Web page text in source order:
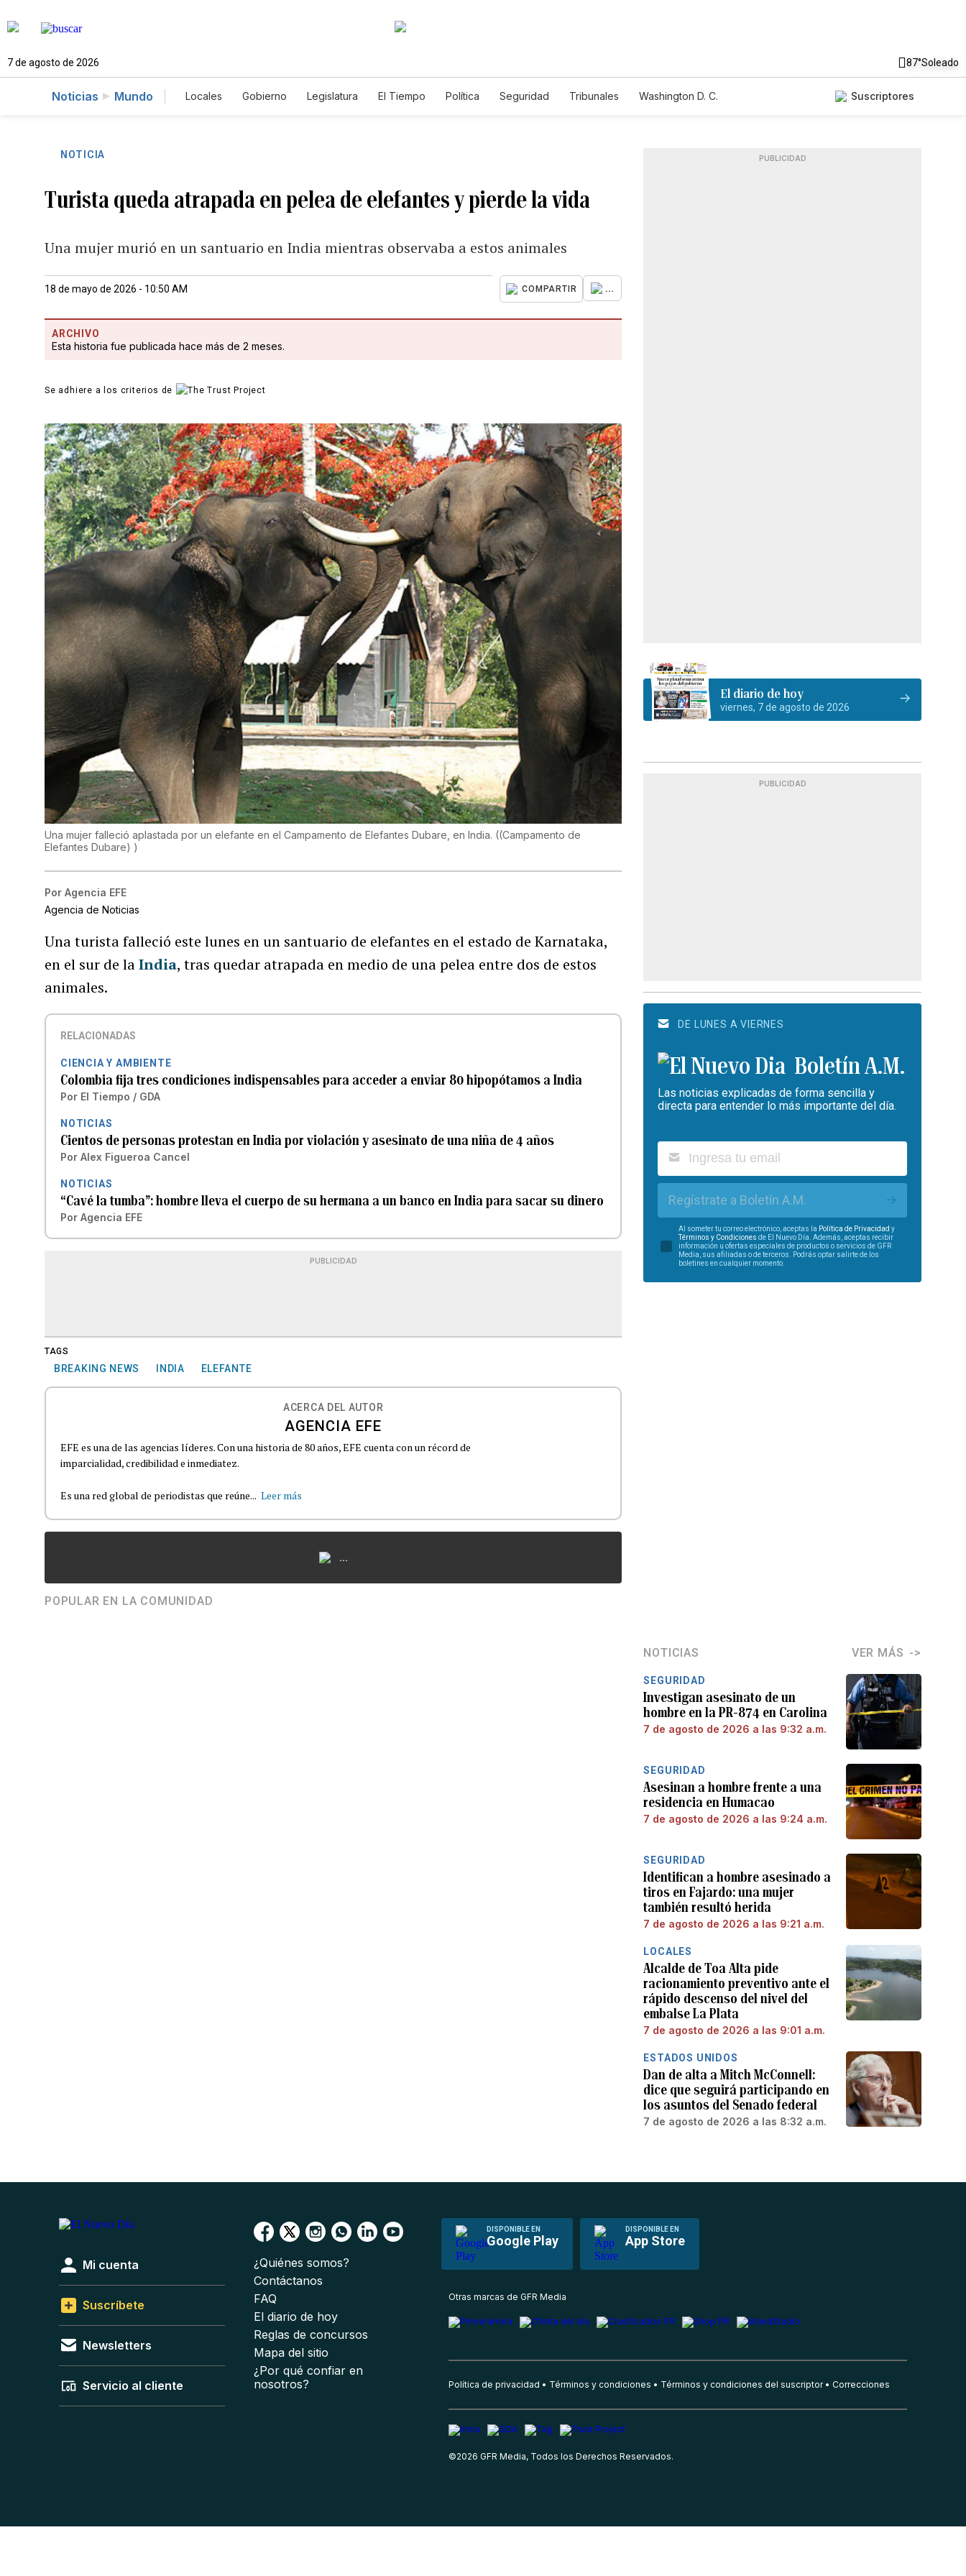
7 de agosto de 2026 87°Soleado
Noticias Mundo Locales Gobierno Legislatura El Tiempo Política Seguridad Tribunales
Washington D. C.
Suscriptores
NOTICIA
Turista queda atrapada en pelea de elefantes y pierde la vida
Una mujer murió en un santuario en India mientras observaba a estos animales
18 de mayo de 2026 - 10:50 AM COMPARTIR ...
ARCHIVO
Esta historia fue publicada hace más de 2 meses.
Se adhiere a los criterios de
Una mujer falleció aplastada por un elefante en el Campamento de Elefantes Dubare, en India. ((Campamento de
Elefantes Dubare) )
Por Agencia EFE
Agencia de Noticias
Una turista falleció este lunes en un santuario de elefantes en el estado de Karnataka,
en el sur de laIndia, tras quedar atrapada en medio de una pelea entre dos de estos
animales.
RELACIONADAS
CIENCIA Y AMBIENTE
Colombia fija tres condiciones indispensables para acceder a enviar 80 hipopótamos a India
Por El Tiempo / GDA
NOTICIAS
Cientos de personas protestan en India por violación y asesinato de una niña de 4 años
Por Alex Figueroa Cancel
NOTICIAS
“Cavé la tumba”: hombre lleva el cuerpo de su hermana a un banco en India para sacar su dinero
Por Agencia EFE
PUBLICIDAD
TAGS
BREAKING NEWS INDIA ELEFANTE
ACERCA DEL AUTOR
AGENCIA EFE
EFE es una de las agencias líderes. Con una historia de 80 años, EFE cuenta con un récord de
imparcialidad, credibilidad e inmediatez.
Es una red global de periodistas que reúne... Leer más
...
POPULAR EN LA COMUNIDAD
PUBLICIDAD
El diario de hoy
viernes, 7 de agosto de 2026
PUBLICIDAD
DE LUNES A VIERNES
Boletín A.M.
Las noticias explicadas de forma sencilla y
directa para entender lo más importante del día.
Regístrate a Boletín A.M.
Al someter tu correo electrónico, aceptas la Política de Privacidad y
Términos y Condiciones de El Nuevo Día. Además, aceptas recibir
información u ofertas especiales de productos o servicios de GFR
Media, sus afiliadas o de terceros. Podrás optar salirte de los
boletines en cualquier momento.
NOTICIAS VER MÁS
SEGURIDAD
Investigan asesinato de un
hombre en la PR-874 en Carolina
7 de agosto de 2026 a las 9:32 a.m.
SEGURIDAD
Asesinan a hombre frente a una
residencia en Humacao
7 de agosto de 2026 a las 9:24 a.m.
SEGURIDAD
Identifican a hombre asesinado a
tiros en Fajardo: una mujer
también resultó herida
7 de agosto de 2026 a las 9:21 a.m.
LOCALES
Alcalde de Toa Alta pide
racionamiento preventivo ante el
rápido descenso del nivel del
embalse La Plata
7 de agosto de 2026 a las 9:01 a.m.
ESTADOS UNIDOS
Dan de alta a Mitch McConnell:
dice que seguirá participando en
los asuntos del Senado federal
7 de agosto de 2026 a las 8:32 a.m.
DISPONIBLE EN
Google Play
DISPONIBLE EN
App Store
Mi cuenta
Suscríbete
Newsletters
Servicio al cliente
¿Quiénes somos?
Contáctanos
FAQ
El diario de hoy
Reglas de concursos
Mapa del sitio
¿Por qué confiar en
nosotros?
Otras marcas de GFR Media
Política de privacidad Términos y condiciones Términos y condiciones del suscriptor Correcciones
©2026 GFR Media, Todos los Derechos Reservados.